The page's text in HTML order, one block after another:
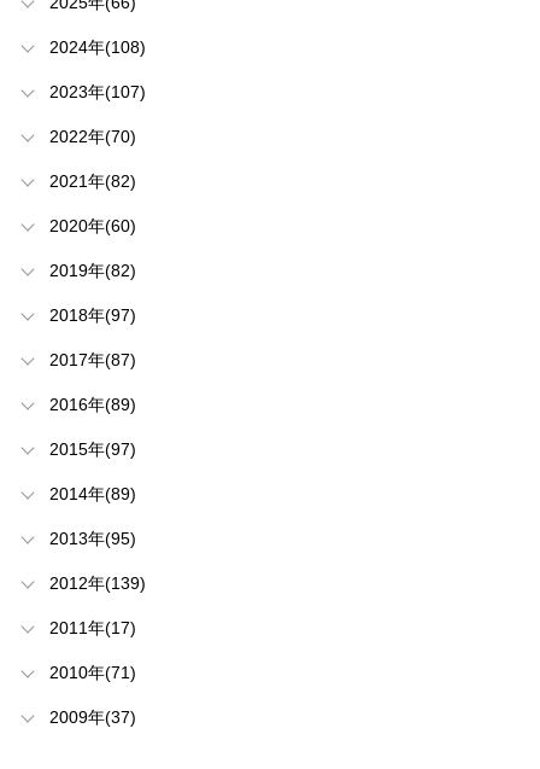
2024年(108)
2023年(107)
2022年(70)
2021年(82)
2020年(60)
2019年(82)
2018年(97)
2017年(87)
2016年(89)
2015年(97)
2014年(89)
2013年(95)
2012年(139)
2011年(17)
2010年(71)
2009年(37)